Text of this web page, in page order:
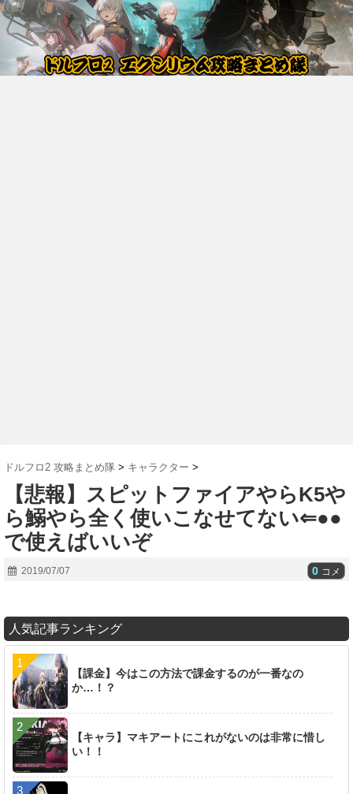
ドルフロ2 攻略まとめ隊 > キャラクター >
【悲報】スピットファイアやらK5や
ら鰯やら全く使いこなせてない⇐●●
で使えばいいぞ
2019/07/07 0 コメ
人気記事ランキング
【課金】今はこの方法で課金するのが一番なの
か…！？
【キャラ】マキアートにこれがないのは非常に惜し
い！！